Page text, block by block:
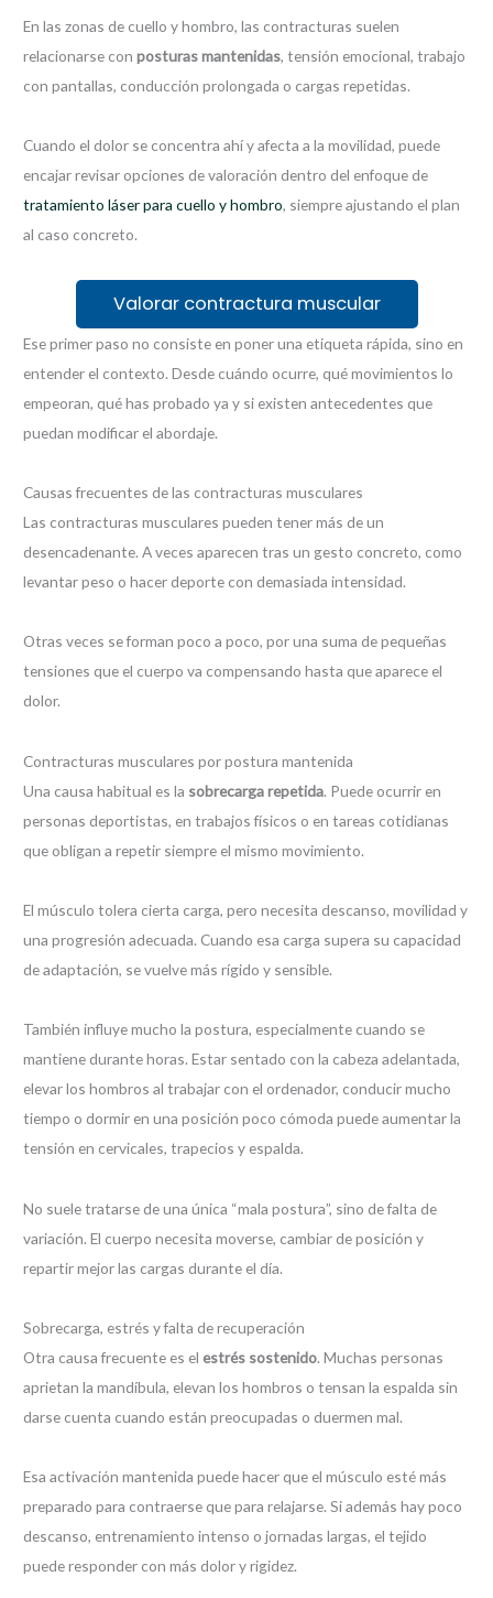
En las zonas de cuello y hombro, las contracturas suelen
relacionarse conposturas mantenidas, tensión emocional, trabajo
con pantallas, conducción prolongada o cargas repetidas.
Cuando el dolor se concentra ahí y afecta a la movilidad, puede
encajar revisar opciones de valoración dentro del enfoque de
tratamiento láser para cuello y hombro, siempre ajustando el plan
al caso concreto.
Valorar contractura muscular
Ese primer paso no consiste en poner una etiqueta rápida, sino en
entender el contexto. Desde cuándo ocurre, qué movimientos lo
empeoran, qué has probado ya y si existen antecedentes que
puedan modificar el abordaje.
Causas frecuentes de las contracturas musculares
Las contracturas musculares pueden tener más de un
desencadenante. A veces aparecen tras un gesto concreto, como
levantar peso o hacer deporte con demasiada intensidad.
Otras veces se forman poco a poco, por una suma de pequeñas
tensiones que el cuerpo va compensando hasta que aparece el
dolor.
Contracturas musculares por postura mantenida
Una causa habitual es la sobrecarga repetida. Puede ocurrir en
personas deportistas, en trabajos físicos o en tareas cotidianas
que obligan a repetir siempre el mismo movimiento.
El músculo tolera cierta carga, pero necesita descanso, movilidad y
una progresión adecuada. Cuando esa carga supera su capacidad
de adaptación, se vuelve más rígido y sensible.
También influye mucho la postura, especialmente cuando se
mantiene durante horas. Estar sentado con la cabeza adelantada,
elevar los hombros al trabajar con el ordenador, conducir mucho
tiempo o dormir en una posición poco cómoda puede aumentar la
tensión en cervicales, trapecios y espalda.
No suele tratarse de una única “mala postura”, sino de falta de
variación. El cuerpo necesita moverse, cambiar de posición y
repartir mejor las cargas durante el día.
Sobrecarga, estrés y falta de recuperación
Otra causa frecuente es el estrés sostenido. Muchas personas
aprietan la mandíbula, elevan los hombros o tensan la espalda sin
darse cuenta cuando están preocupadas o duermen mal.
Esa activación mantenida puede hacer que el músculo esté más
preparado para contraerse que para relajarse. Si además hay poco
descanso, entrenamiento intenso o jornadas largas, el tejido
puede responder con más dolor y rigidez.